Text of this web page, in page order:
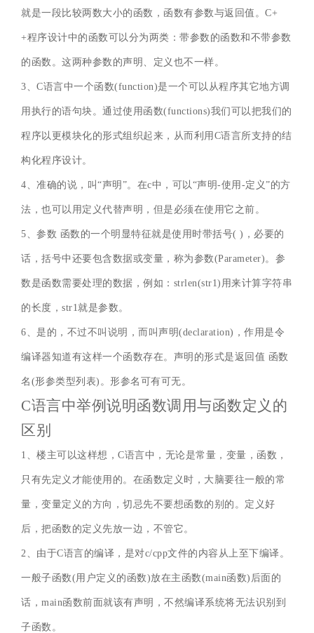
就是一段比较两数大小的函数，函数有参数与返回值。C+
+程序设计中的函数可以分为两类：带参数的函数和不带参数
的函数。这两种参数的声明、定义也不一样。
3、C语言中一个函数(function)是一个可以从程序其它地方调
用执行的语句块。通过使用函数(functions)我们可以把我们的
程序以更模块化的形式组织起来，从而利用C语言所支持的结
构化程序设计。
4、准确的说，叫“声明”。在c中，可以“声明-使用-定义”的方
法，也可以用定义代替声明，但是必须在使用它之前。
5、参数 函数的一个明显特征就是使用时带括号( )，必要的
话，括号中还要包含数据或变量，称为参数(Parameter)。参
数是函数需要处理的数据，例如：strlen(str1)用来计算字符串
的长度，str1就是参数。
6、是的，不过不叫说明，而叫声明(declaration)，作用是令
编译器知道有这样一个函数存在。声明的形式是返回值 函数
名(形参类型列表)。形参名可有可无。
C语言中举例说明函数调用与函数定义的
区别
1、楼主可以这样想，C语言中，无论是常量，变量，函数，
只有先定义才能使用的。在函数定义时，大脑要往一般的常
量，变量定义的方向，切忌先不要想函数的别的。定义好
后，把函数的定义先放一边，不管它。
2、由于C语言的编译，是对c/cpp文件的内容从上至下编译。
一般子函数(用户定义的函数)放在主函数(main函数)后面的
话，main函数前面就该有声明，不然编译系统将无法识别到
子函数。